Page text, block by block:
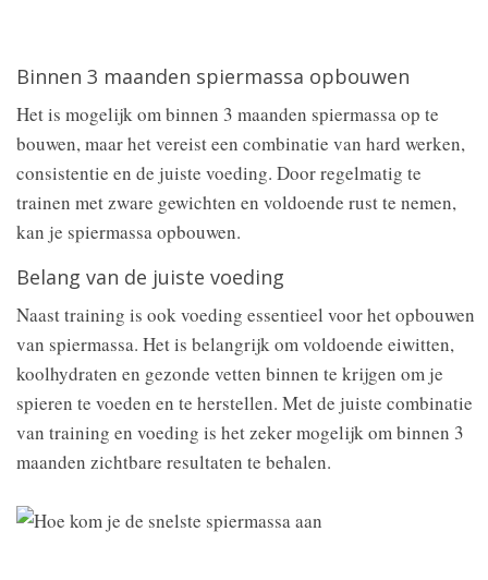
Binnen 3 maanden spiermassa opbouwen
Het is mogelijk om binnen 3 maanden spiermassa op te
bouwen, maar het vereist een combinatie van hard werken,
consistentie en de juiste voeding. Door regelmatig te
trainen met zware gewichten en voldoende rust te nemen,
kan je spiermassa opbouwen.
Belang van de juiste voeding
Naast training is ook voeding essentieel voor het opbouwen
van spiermassa. Het is belangrijk om voldoende eiwitten,
koolhydraten en gezonde vetten binnen te krijgen om je
spieren te voeden en te herstellen. Met de juiste combinatie
van training en voeding is het zeker mogelijk om binnen 3
maanden zichtbare resultaten te behalen.